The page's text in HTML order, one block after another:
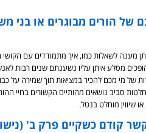
של הורים מבוגרים או בני
מענה לשאלות כמו, איך מתמודדים עם
מסלע איתן עליו נשענתם שנים רבות
של מי מכם להכיר במציאות תוך שמירה על
סביב נושאים מהותיים הקשורים בחיי
שיווין מוחלט בנטל.
קודם כשקיים פרק ב'